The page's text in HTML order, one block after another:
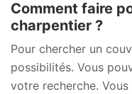
Comment faire
charpentier ?
Pour chercher un
possibilités. Vous
votre recherche.